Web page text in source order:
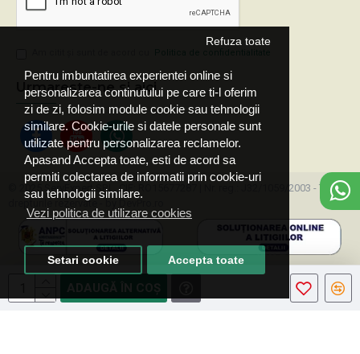
Pentru imbuntatirea experientei online si
personalizarea continutului pe care ti-l oferim
zi de zi, folosim module cookie sau tehnologii
similare. Cookie-urile si datele personale sunt
utilizate pentru personalizarea reclamelor.
Apasand Accepta toate, esti de acord sa
permiti colectarea de informatii prin cookie-uri
sau tehnologii similare.
Vezi politica de utilizare cookies
Refuza toate
Setari cookie Accepta toate
Urmareste-ne si aici
© 2025 ServExpert SRL, CIF: RO15677287 | Nr. reg.: J32/1059/2003 - Toate
drepturile rezervate - by DevPro.ro